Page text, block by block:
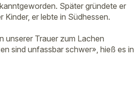
Später gründete er
er lebte in Südhessen.
unserer Trauer zum Lachen
sind unfassbar schwer», hieß es in